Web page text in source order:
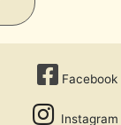
Facebook
Instagram